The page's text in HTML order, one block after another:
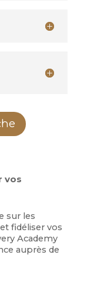
vos
sur les
fidéliser vos
Academy
auprès de